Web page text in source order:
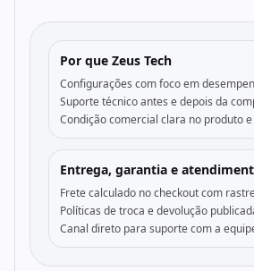
Por que Zeus Tech
Configurações com foco em
Suporte técnico antes e depois da
Condição comercial clara no produto
Entrega, garantia e
Frete calculado no checkout com
Políticas de troca e devolução
Canal direto para suporte com a